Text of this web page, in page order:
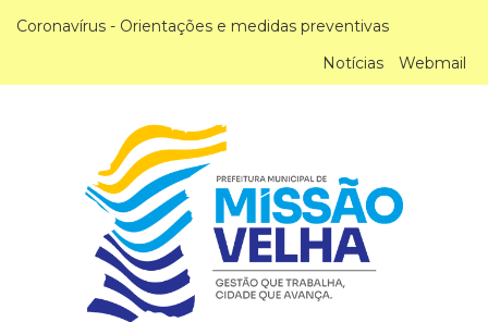
Coronavírus - Orientações e medidas preventivas
Notícias
Webmail